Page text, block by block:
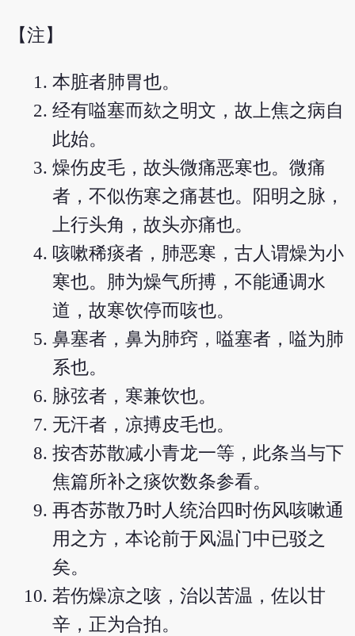
【注】
本脏者肺胃也。
经有嗌塞而欬之明文，故上焦之病自
此始。
燥伤皮毛，故头微痛恶寒也。微痛
者，不似伤寒之痛甚也。阳明之脉，
上行头角，故头亦痛也。
咳嗽稀痰者，肺恶寒，古人谓燥为小
寒也。肺为燥气所搏，不能通调水
道，故寒饮停而咳也。
鼻塞者，鼻为肺窍，嗌塞者，嗌为肺
系也。
脉弦者，寒兼饮也。
无汗者，凉搏皮毛也。
按杏苏散减小青龙一等，此条当与下
焦篇所补之痰饮数条参看。
再杏苏散乃时人统治四时伤风咳嗽通
用之方，本论前于风温门中已驳之
矣。
若伤燥凉之咳，治以苦温，佐以甘
辛，正为合拍。